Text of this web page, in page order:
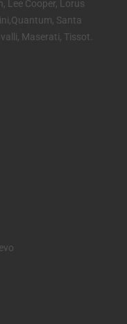
Lee Cooper, Lorus
Santa
Maserati, Tissot.